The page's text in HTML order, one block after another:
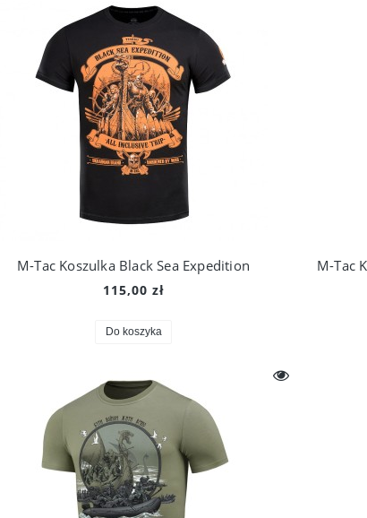
M-Tac Koszulka Black Sea Expedition
115,00 zł
Do koszyka